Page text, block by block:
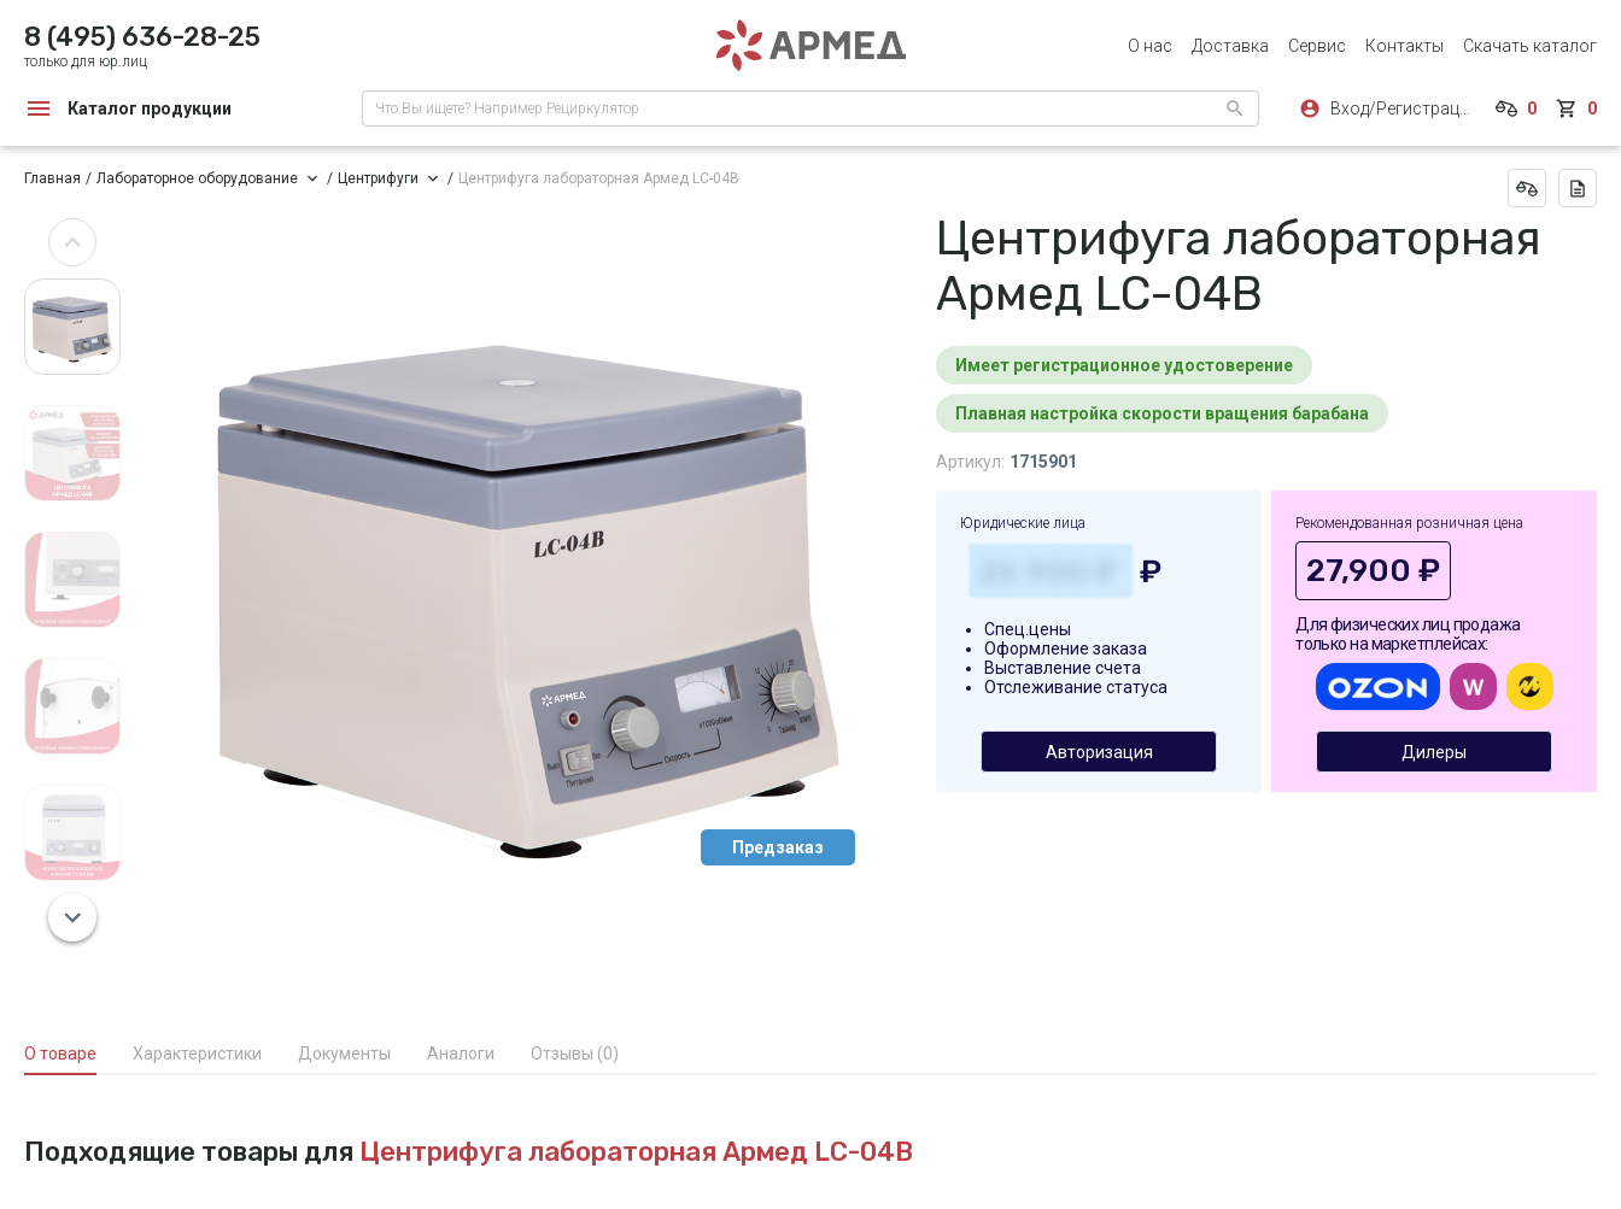
8 (495) 636-28-25
только для юр.лиц
О нас Доставка Сервис Контакты Скачать каталог
Каталог продукции Что Вы ищете? Например Рециркулятор 0 0
Главная Лабораторное оборудование Центрифуги Центрифуга лабораторная Армед LC-04B
Предзаказ
Центрифуга лабораторная
Армед LC-04B
Имеет регистрационное удостоверение
Плавная настройка скорости вращения барабана
Артикул: 1715901
Юридические лица
₽
Спец.цены
Оформление заказа
Выставление счета
Отслеживание статуса
Авторизация
Рекомендованная розничная цена
27,900 ₽
Для физических лиц продажа
только на маркетплейсах:
Дилеры
О товаре Характеристики Документы Аналоги Отзывы (0)
Подходящие товары для Центрифуга лабораторная Армед LC-04B